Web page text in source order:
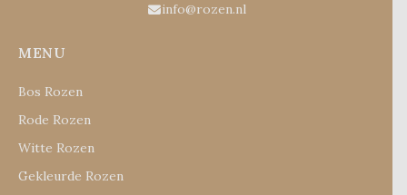
info@rozen.nl
MENU
Bos Rozen
Rode Rozen
Witte Rozen
Gekleurde Rozen